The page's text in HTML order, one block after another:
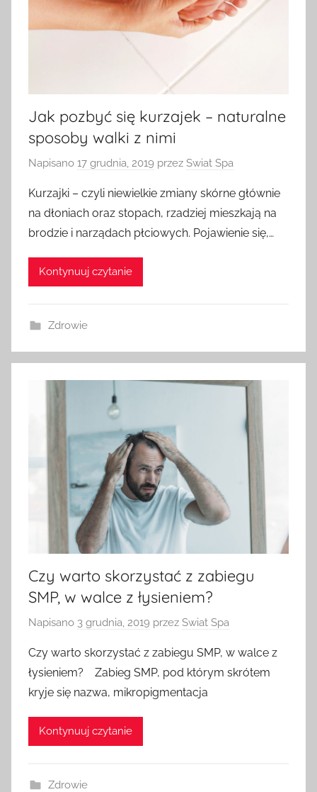
Jak pozbyć się kurzajek – naturalne
sposoby walki z nimi
Napisano 17 grudnia, 2019 przez Swiat Spa
Kurzajki – czyli niewielkie zmiany skórne głównie
na dłoniach oraz stopach, rzadziej mieszkają na
brodzie i narządach płciowych. Pojawienie się,…
Kontynuuj czytanie
Zdrowie
Czy warto skorzystać z zabiegu
SMP, w walce z łysieniem?
Napisano 3 grudnia, 2019 przez Swiat Spa
Czy warto skorzystać z zabiegu SMP, w walce z
łysieniem? Zabieg SMP, pod którym skrótem
kryje się nazwa, mikropigmentacja
Kontynuuj czytanie
Zdrowie